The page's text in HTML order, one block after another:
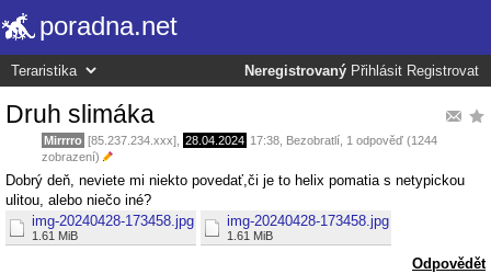
poradna.net
Neregistrovaný Přihlásit Registrovat
Druh slimáka
Mirrrro [85.237.234.xxx], 28.04.2024 17:38 Bezobratlí , 1 odpověď (1244
zobrazení)
Dobrý deň, neviete mi niekto povedať,či je to helix pomatia s netypickou
ulitou, alebo niečo iné?
img-20240428-173458.jpg
1.61 MiB
img-20240428-173458.jpg
1.61 MiB
Odpovědět